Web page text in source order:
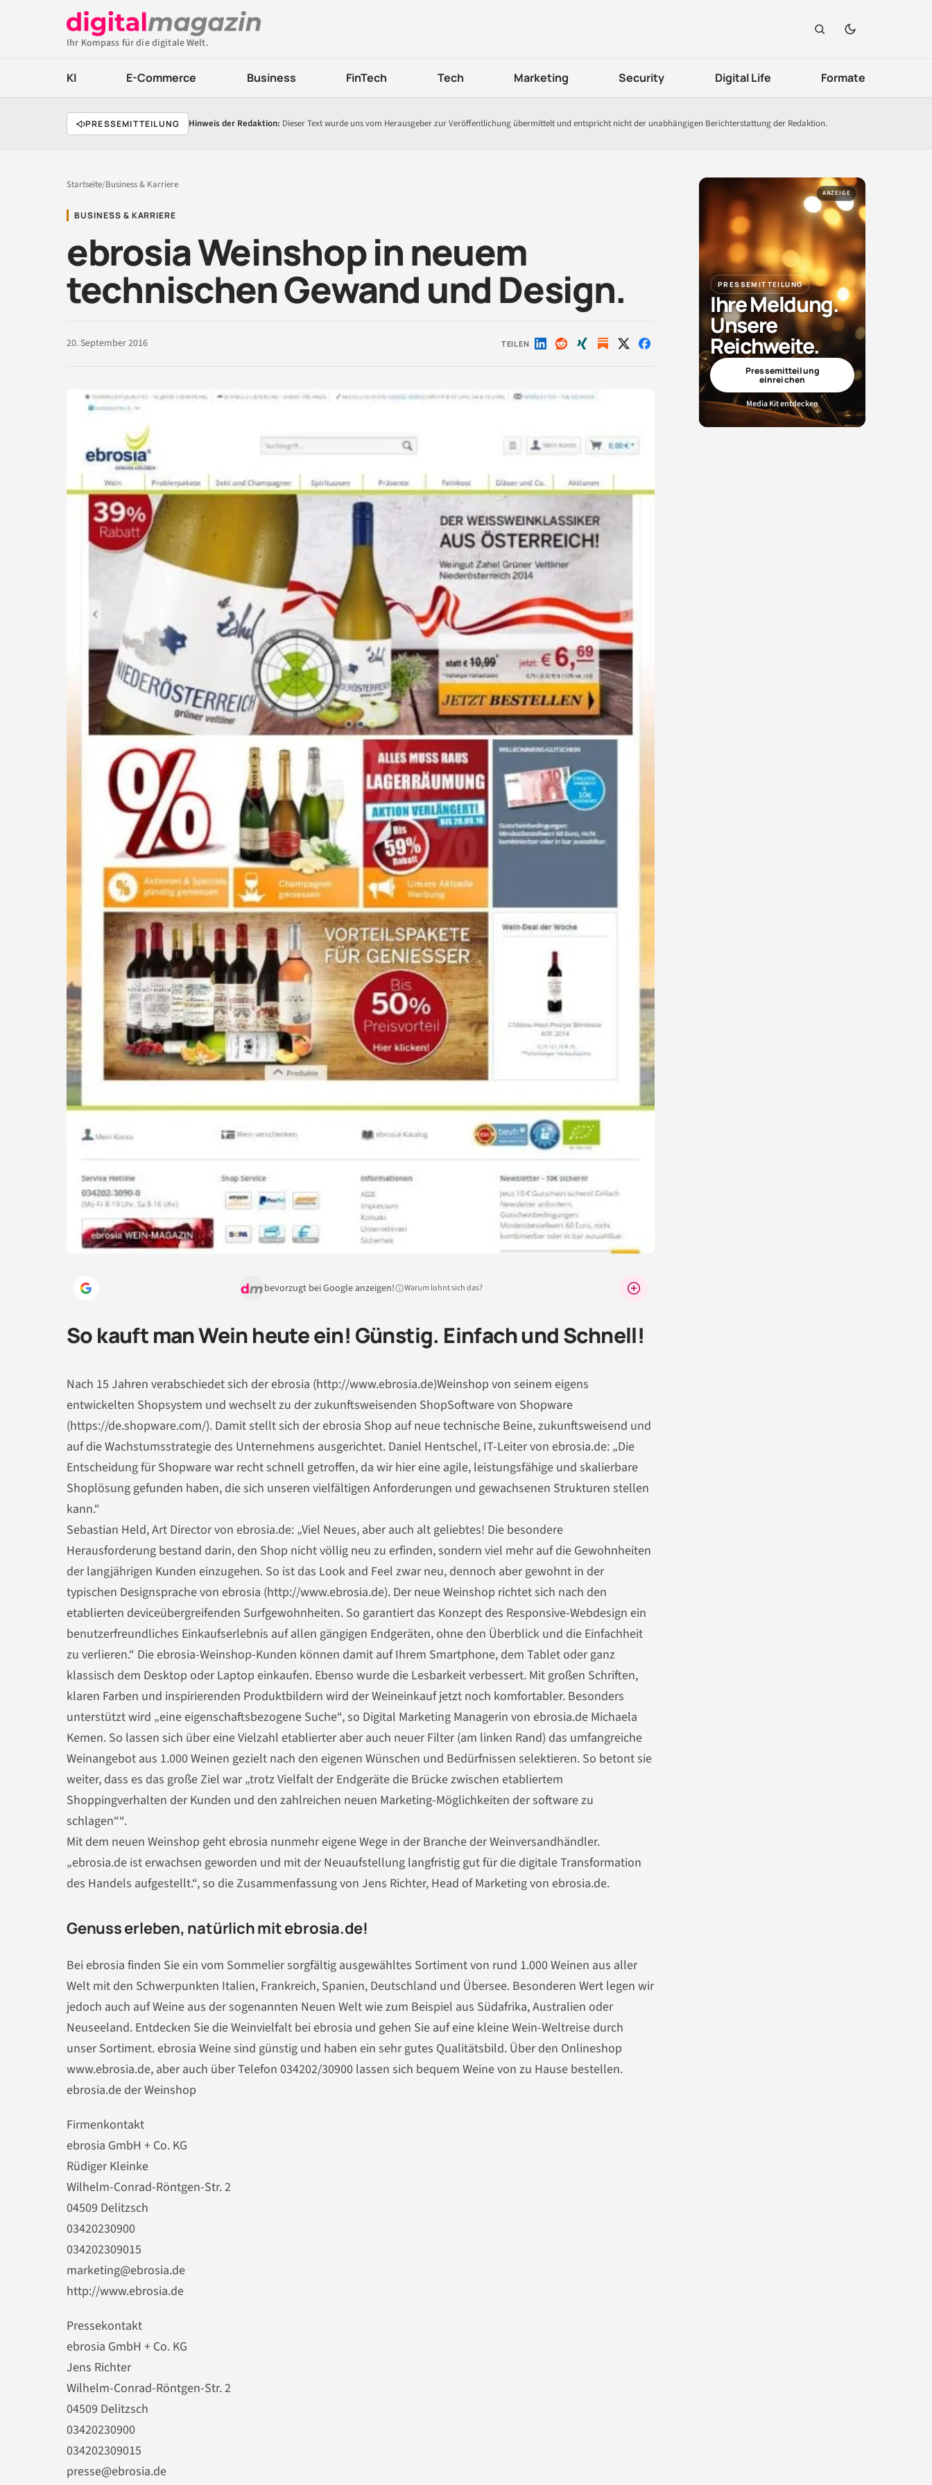
Ihr Kompass für die digitale Welt.
KI E-Commerce Business FinTech Tech Marketing Security Digital Life Formate
PRESSEMITTEILUNG Hinweis der Redaktion: Dieser Text wurde uns vom Herausgeber zur Veröffentlichung übermittelt und entspricht nicht der unabhängigen Berichterstattung der Redaktion.
Startseite/Business & Karriere
BUSINESS & KARRIERE
ebrosia Weinshop in neuem
technischen Gewand und Design.
20. September 2016 TEILEN Auf Auf Auf Auf Auf
bevorzugt bei Google anzeigen! Warum lohnt sich das?
So kauft man Wein heute ein! Günstig. Einfach und Schnell!
Nach 15 Jahren verabschiedet sich der ebrosia (http://www.ebrosia.de)Weinshop von seinem eigens
entwickelten Shopsystem und wechselt zu der zukunftsweisenden ShopSoftware von Shopware
(https://de.shopware.com/). Damit stellt sich der ebrosia Shop auf neue technische Beine, zukunftsweisend und
auf die Wachstumsstrategie des Unternehmens ausgerichtet. Daniel Hentschel, IT-Leiter von ebrosia.de: „Die
Entscheidung für Shopware war recht schnell getroffen, da wir hier eine agile, leistungsfähige und skalierbare
Shoplösung gefunden haben, die sich unseren vielfältigen Anforderungen und gewachsenen Strukturen stellen
kann.“
Sebastian Held, Art Director von ebrosia.de: „Viel Neues, aber auch alt geliebtes! Die besondere
Herausforderung bestand darin, den Shop nicht völlig neu zu erfinden, sondern viel mehr auf die Gewohnheiten
der langjährigen Kunden einzugehen. So ist das Look and Feel zwar neu, dennoch aber gewohnt in der
typischen Designsprache von ebrosia (http://www.ebrosia.de). Der neue Weinshop richtet sich nach den
etablierten deviceübergreifenden Surfgewohnheiten. So garantiert das Konzept des Responsive-Webdesign ein
benutzerfreundliches Einkaufserlebnis auf allen gängigen Endgeräten, ohne den Überblick und die Einfachheit
zu verlieren.“ Die ebrosia-Weinshop-Kunden können damit auf Ihrem Smartphone, dem Tablet oder ganz
klassisch dem Desktop oder Laptop einkaufen. Ebenso wurde die Lesbarkeit verbessert. Mit großen Schriften,
klaren Farben und inspirierenden Produktbildern wird der Weineinkauf jetzt noch komfortabler. Besonders
unterstützt wird „eine eigenschaftsbezogene Suche“, so Digital Marketing Managerin von ebrosia.de Michaela
Kemen. So lassen sich über eine Vielzahl etablierter aber auch neuer Filter (am linken Rand) das umfangreiche
Weinangebot aus 1.000 Weinen gezielt nach den eigenen Wünschen und Bedürfnissen selektieren. So betont sie
weiter, dass es das große Ziel war „trotz Vielfalt der Endgeräte die Brücke zwischen etabliertem
Shoppingverhalten der Kunden und den zahlreichen neuen Marketing-Möglichkeiten der software zu
schlagen““.
Mit dem neuen Weinshop geht ebrosia nunmehr eigene Wege in der Branche der Weinversandhändler.
„ebrosia.de ist erwachsen geworden und mit der Neuaufstellung langfristig gut für die digitale Transformation
des Handels aufgestellt.“, so die Zusammenfassung von Jens Richter, Head of Marketing von ebrosia.de.
Genuss erleben, natürlich mit ebrosia.de!
Bei ebrosia finden Sie ein vom Sommelier sorgfältig ausgewähltes Sortiment von rund 1.000 Weinen aus aller
Welt mit den Schwerpunkten Italien, Frankreich, Spanien, Deutschland und Übersee. Besonderen Wert legen wir
jedoch auch auf Weine aus der sogenannten Neuen Welt wie zum Beispiel aus Südafrika, Australien oder
Neuseeland. Entdecken Sie die Weinvielfalt bei ebrosia und gehen Sie auf eine kleine Wein-Weltreise durch
unser Sortiment. ebrosia Weine sind günstig und haben ein sehr gutes Qualitätsbild. Über den Onlineshop
www.ebrosia.de, aber auch über Telefon 034202/30900 lassen sich bequem Weine von zu Hause bestellen.
ebrosia.de der Weinshop
Firmenkontakt
ebrosia GmbH + Co. KG
Rüdiger Kleinke
Wilhelm-Conrad-Röntgen-Str. 2
04509 Delitzsch
03420230900
034202309015
marketing@ebrosia.de
http://www.ebrosia.de
Pressekontakt
ebrosia GmbH + Co. KG
Jens Richter
Wilhelm-Conrad-Röntgen-Str. 2
04509 Delitzsch
03420230900
034202309015
presse@ebrosia.de
ANZEIGE
PRESSEMITTEILUNG
Ihre Meldung.
Unsere
Reichweite.
Pressemitteilung
einreichen
Media Kit entdecken